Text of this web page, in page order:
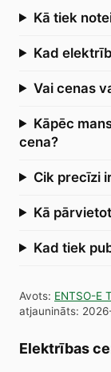
Kā tiek
Kad
Vai cenas
Kāpēc
cena?
Cik precīzi
Kā
Kad tiek
Avots: ENTSO-E
atjaunināts:
Elektrības